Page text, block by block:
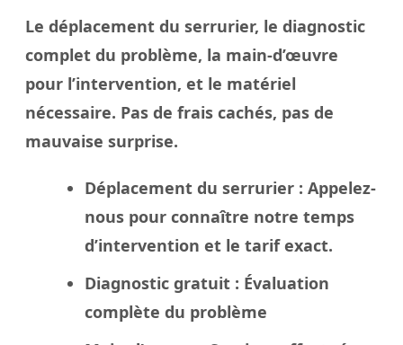
Le déplacement du serrurier, le diagnostic
complet du problème, la main-d’œuvre
pour l’intervention, et le matériel
nécessaire. Pas de frais cachés, pas de
mauvaise surprise.
Déplacement du serrurier : Appelez-
nous pour connaître notre temps
d’intervention et le tarif exact.
Diagnostic gratuit : Évaluation
complète du problème